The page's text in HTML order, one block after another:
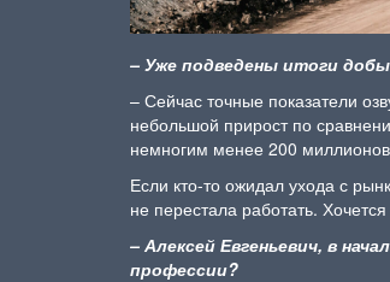
– Уже подведены итоги
– Сейчас точные показатели
небольшой прирост по
немногим менее 200 миллионов
Если кто-то ожидал ухода с
не перестала работать.
– Алексей Евгеньевич, в
профессии?